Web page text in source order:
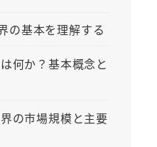
の基本を理解する
何か？基本概念と
の市場規模と主要